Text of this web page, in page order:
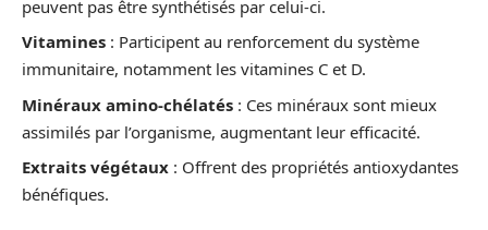
peuvent pas être synthétisés par celui-ci.
Vitamines : Participent au renforcement du système
immunitaire, notamment les vitamines C et D.
Minéraux amino-chélatés : Ces minéraux sont mieux
assimilés par l’organisme, augmentant leur efficacité.
Extraits végétaux : Offrent des propriétés antioxydantes
bénéfiques.